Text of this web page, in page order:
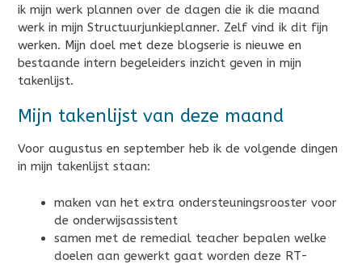
ik mijn werk plannen over de dagen die ik die maand
werk in mijn Structuurjunkieplanner. Zelf vind ik dit fijn
werken. Mijn doel met deze blogserie is nieuwe en
bestaande intern begeleiders inzicht geven in mijn
takenlijst.
Mijn takenlijst van deze maand
Voor augustus en september heb ik de volgende dingen
in mijn takenlijst staan:
maken van het extra ondersteuningsrooster voor
de onderwijsassistent
samen met de remedial teacher bepalen welke
doelen aan gewerkt gaat worden deze RT-